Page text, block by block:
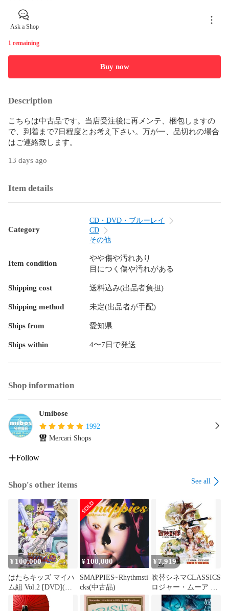
Ask a Shop
1 remaining
Buy now
Description
こちらは中古品です。当店受注後に再メンテ、梱包しますの
で、到着まで7日程度とお考え下さい。万が一、品切れの場合
はご連絡致します。
13 days ago
Item details
Category
CD・DVD・ブルーレイ
CD
その他
Item condition
やや傷や汚れあり
目につく傷や汚れがある
Shipping cost 送料込み(出品者負担)
Shipping method 未定(出品者が手配)
Ships from 愛知県
Ships within 4〜7日で発送
Shop information
Umibose
1992
Mercari Shops
Follow
Shop's other items See all
¥ 100,000
はたらキッズ マイハ
ム組 Vol.2 [DVD](中
古品)
¥ 100,000
SMAPPIES~Rhythmsti
cks(中古品)
¥ 7,919
吹替シネマCLASSICS
ロジャー・ムーア 冒
険野郎 -ＴＶ吹替音声
収録版- [Blu(中古品)